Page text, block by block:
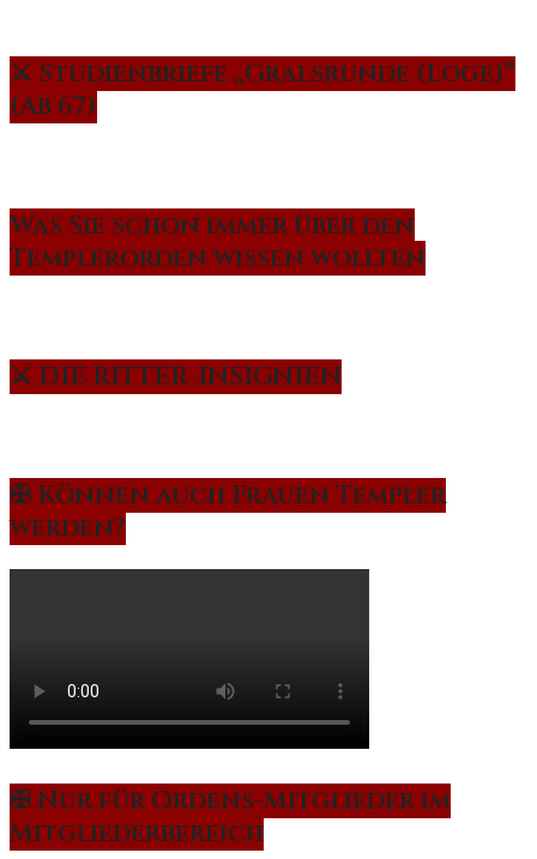
⚔️ Studienbriefe „Gralsrunde (Loge)“
(Ab 67)
Was Sie schon immer über den
Templerorden wissen wollten
⚔️ DIE RITTER-INSIGNIEN
✠ Können auch Frauen Templer
werden?
✠ Nur für Ordens-Mitglieder im
Mitgliederbereich